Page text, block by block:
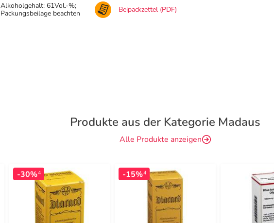
Alkoholgehalt: 61Vol.-%;
Packungsbeilage beachten
Beipackzettel (PDF)
Produkte aus der Kategorie Madaus
Alle Produkte anzeigen
-30%4 -15%4